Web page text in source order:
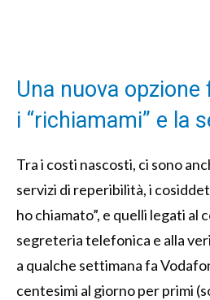
Una nuova
i “richiamami” e la
Tra i costi nascosti, ci sono
servizi di reperibilità, i
ho chiamato”, e quelli legati al
segreteria telefonica e alla
a qualche settimana fa
centesimi al giorno per primi